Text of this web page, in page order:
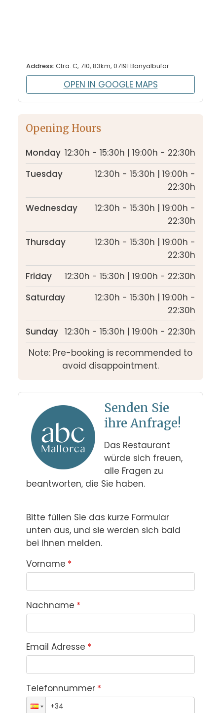
Address:Ctra. C, 710, 83km, 07191 Banyalbufar
OPEN IN GOOGLE MAPS
Opening Hours
Monday 12:30h - 15:30h | 19:00h - 22:30h
Tuesday
12:30h - 15:30h | 19:00h -
22:30h
Wednesday
12:30h - 15:30h | 19:00h -
22:30h
Thursday
12:30h - 15:30h | 19:00h -
22:30h
Friday
12:30h - 15:30h | 19:00h - 22:30h
Saturday
12:30h - 15:30h | 19:00h -
22:30h
Sunday 12:30h - 15:30h | 19:00h - 22:30h
Note: Pre-booking is recommended to
avoid disappointment.
Senden Sie
ihre Anfrage!
Das Restaurant
würde sich freuen,
alle Fragen zu
beantworten, die Sie haben.
Bitte füllen Sie das kurze Formular
unten aus, und sie werden sich bald
bei Ihnen melden.
Vorname *
Nachname *
Email Adresse *
Telefonnummer *